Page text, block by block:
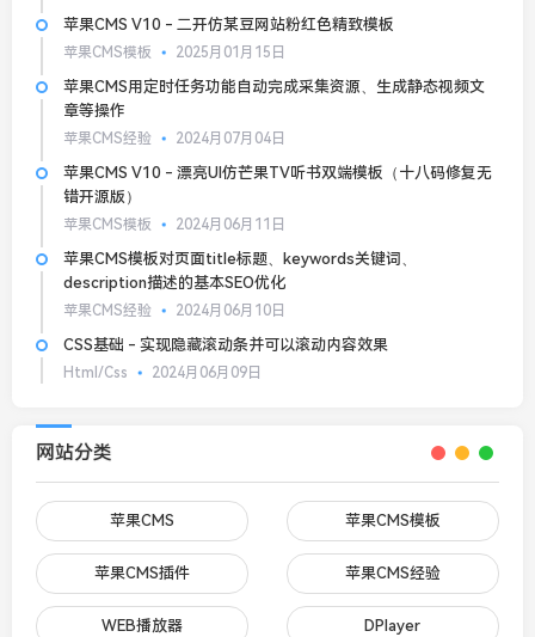
苹果CMS V10 - 二开仿某豆网站粉红色精致模板
苹果CMS模板 2025月01月15日
苹果CMS用定时任务功能自动完成采集资源、生成静态视频文
章等操作
苹果CMS经验 2024月07月04日
苹果CMS V10 - 漂亮UI仿芒果TV听书双端模板（十八码修复无
错开源版）
苹果CMS模板 2024月06月11日
苹果CMS模板对页面title标题、keywords关键词、
description描述的基本SEO优化
苹果CMS经验 2024月06月10日
CSS基础 - 实现隐藏滚动条并可以滚动内容效果
Html/Css 2024月06月09日
网站分类
苹果CMS 苹果CMS模板
苹果CMS插件 苹果CMS经验
WEB播放器 DPlayer